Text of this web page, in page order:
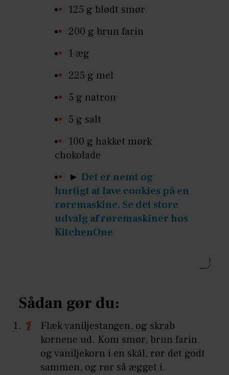
125 g blødt smør
200 g brun farin
1 æg
225 g mel
5 g natron
5 g salt
100 g hakket mørk
chokolade
►Det er nemt og
hurtigt at lave cookies på en
røremaskine. Se det store
udvalg af røremaskiner hos
KitchenOne
Sådan gør du:
Flæk vaniljestangen, og skrab
kornene ud. Kom smør, brun farin
og vaniljekorn i en skål, rør det godt
sammen, og rør så ægget i.